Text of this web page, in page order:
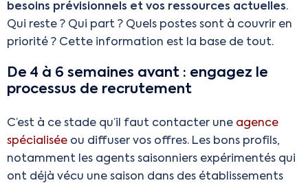
besoins prévisionnels et vos ressources actuelles.
Qui reste ? Qui part ? Quels postes sont à couvrir en
priorité ? Cette information est la base de tout.
De 4 à 6 semaines avant : engagez le
processus de recrutement
C’est à ce stade qu’il faut contacter une agence
spécialisée ou diffuser vos offres. Les bons profils,
notamment les agents saisonniers expérimentés qui
ont déjà vécu une saison dans des établissements